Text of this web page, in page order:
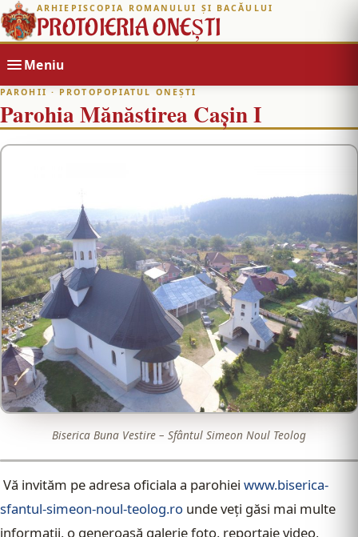
ARHIEPISCOPIA ROMANULUI ȘI BACĂULUI
PROTOIERIA ONEȘTI
Meniu
PAROHII · PROTOPOPIATUL ONEȘTI
Parohia Mănăstirea Caşin I
Biserica Buna Vestire – Sfântul Simeon Noul Teolog
Vă invităm pe adresa oficiala a parohiei www.biserica-
sfantul-simeon-noul-teolog.ro unde veţi găsi mai multe
informaţii, o generoasă galerie foto, reportaje video,